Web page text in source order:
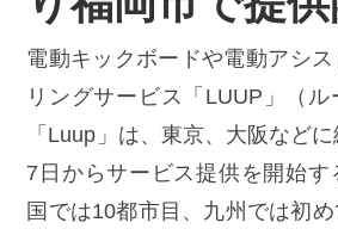
電動キックボードや電動アシ
リングサービス「LUUP」（
「Luup」は、東京、大阪など
7日からサービス提供を開始す
国では10都市目、九州では初